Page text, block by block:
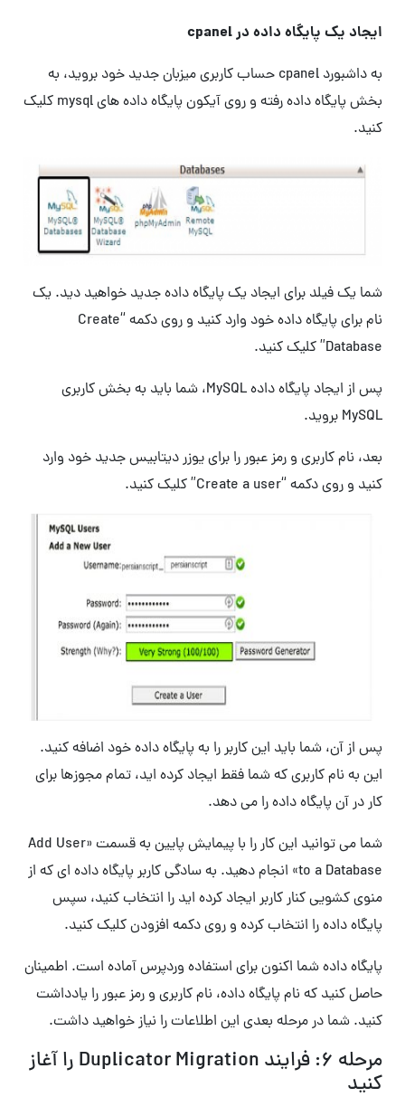
ایجاد یک پایگاه داده در cpanel
به داشبورد cpanel حساب کاربری میزبان جدید خود بروید، به
بخش پایگاه داده رفته و روی آیکون پایگاه داده های mysql کلیک
کنید.
شما یک فیلد برای ایجاد یک پایگاه داده جدید خواهید دید. یک
نام برای پایگاه داده خود وارد کنید و روی دکمه “Create
Database” کلیک کنید.
پس از ایجاد پایگاه داده MySQL، شما باید به بخش کاربری
MySQL بروید.
بعد، نام کاربری و رمز عبور را برای یوزر دیتابیس جدید خود وارد
کنید و روی دکمه “Create a user” کلیک کنید.
پس از آن، شما باید این کاربر را به پایگاه داده خود اضافه کنید.
این به نام کاربری که شما فقط ایجاد کرده اید، تمام مجوزها برای
کار در آن پایگاه داده را می دهد.
شما می توانید این کار را با پیمایش پایین به قسمت «Add User
to a Database» انجام دهید. به سادگی کاربر پایگاه داده ای که از
منوی کشویی کنار کاربر ایجاد کرده اید را انتخاب کنید، سپس
پایگاه داده را انتخاب کرده و روی دکمه افزودن کلیک کنید.
پایگاه داده شما اکنون برای استفاده وردپرس آماده است. اطمینان
حاصل کنید که نام پایگاه داده، نام کاربری و رمز عبور را یادداشت
کنید. شما در مرحله بعدی این اطلاعات را نیاز خواهید داشت.
مرحله 6: فرایند Duplicator Migration را آغاز
کنید